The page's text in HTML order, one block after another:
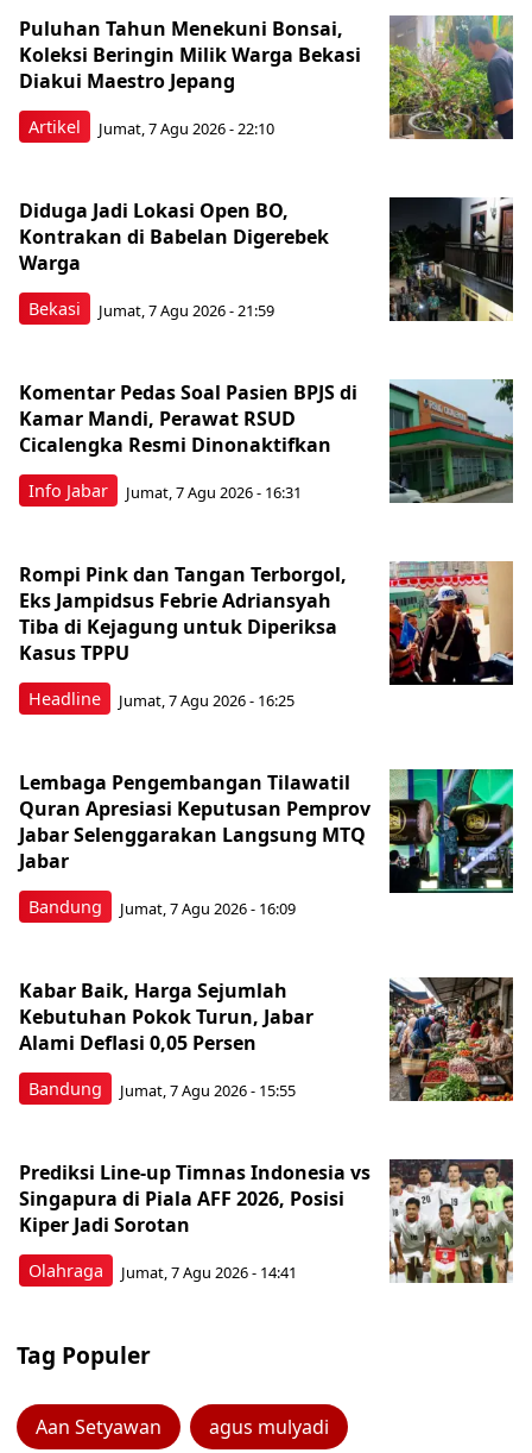
Artikel
Puluhan Tahun Menekuni Bonsai,
Koleksi Beringin Milik Warga Bekasi
Diakui Maestro Jepang
Jumat, 7 Agu 2026 - 22:10
Bekasi
Diduga Jadi Lokasi Open BO,
Kontrakan di Babelan Digerebek
Warga
Jumat, 7 Agu 2026 - 21:59
Info Jabar
Komentar Pedas Soal Pasien BPJS di
Kamar Mandi, Perawat RSUD
Cicalengka Resmi Dinonaktifkan
Jumat, 7 Agu 2026 - 16:31
Headline
Rompi Pink dan Tangan Terborgol,
Eks Jampidsus Febrie Adriansyah
Tiba di Kejagung untuk Diperiksa
Kasus TPPU
Jumat, 7 Agu 2026 - 16:25
Bandung
Lembaga Pengembangan Tilawatil
Quran Apresiasi Keputusan Pemprov
Jabar Selenggarakan Langsung MTQ
Jabar
Jumat, 7 Agu 2026 - 16:09
Bandung
Kabar Baik, Harga Sejumlah
Kebutuhan Pokok Turun, Jabar
Alami Deflasi 0,05 Persen
Jumat, 7 Agu 2026 - 15:55
Olahraga
Prediksi Line-up Timnas Indonesia vs
Singapura di Piala AFF 2026, Posisi
Kiper Jadi Sorotan
Jumat, 7 Agu 2026 - 14:41
Tag Populer
Aan Setyawan agus mulyadi